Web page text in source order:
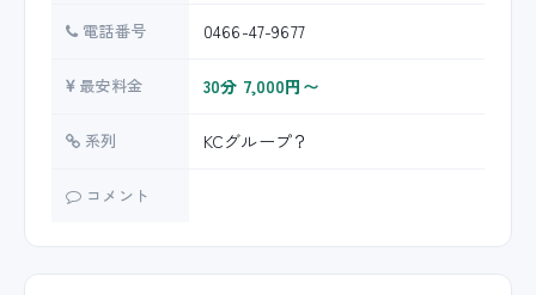
電話番号 0466-47-9677
最安料金 30分 7,000円〜
系列 KCグループ？
コメント